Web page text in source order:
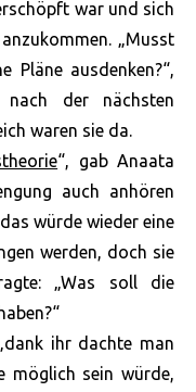
war und sich
„Musst
Pläne ausdenken?“,
der nächsten
waren sie da.
“, gab Anaata
auch anhören
würde wieder eine
werden, doch sie
„Was soll die
ihr dachte man
möglich sein würde,